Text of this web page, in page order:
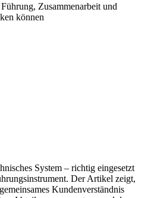
Zusammenarbeit und
können
System – richtig eingesetzt
Der Artikel zeigt,
Kundenverständnis